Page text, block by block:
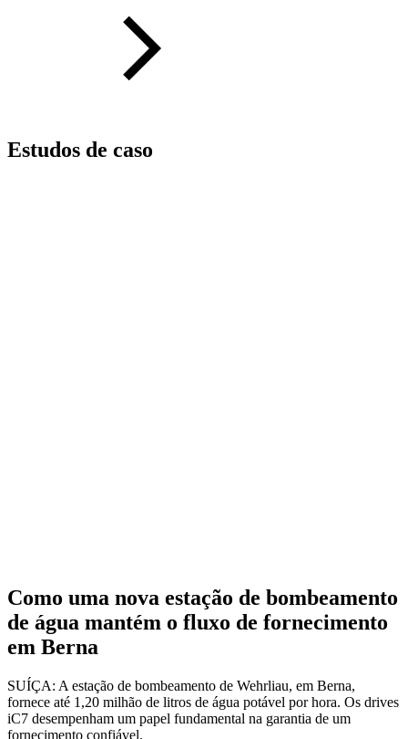
Estudos de caso
Como uma nova estação de bombeamento
de água mantém o fluxo de fornecimento
em Berna
SUÍÇA: A estação de bombeamento de Wehrliau, em Berna,
fornece até 1,20 milhão de litros de água potável por hora. Os drives
iC7 desempenham um papel fundamental na garantia de um
fornecimento confiável.